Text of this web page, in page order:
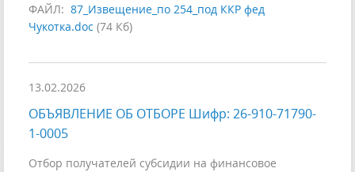
ФАЙЛ: 87_Извещение_по 254_под ККР фед
Чукотка.doc (74 Кб)
13.02.2026
ОБЪЯВЛЕНИЕ ОБ ОТБОРЕ Шифр: 26-910-71790-
1-0005
Отбор получателей субсидии на финансовое